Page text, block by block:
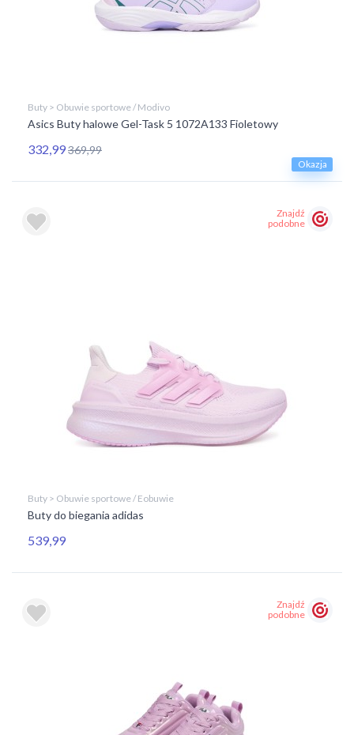
Okazja
Buty > Obuwie sportowe / Modivo
Asics Buty halowe Gel-Task 5 1072A133 Fioletowy
332,99369,99
Znajdź
podobne
Buty > Obuwie sportowe / Eobuwie
Buty do biegania adidas
539,99
Znajdź
podobne